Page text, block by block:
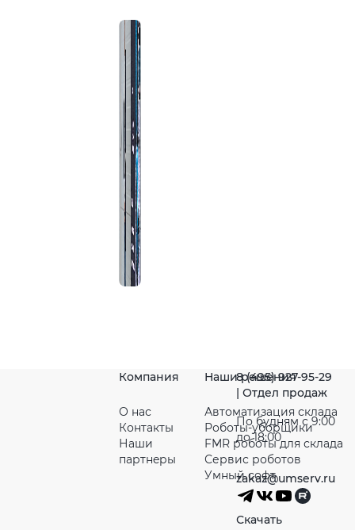
Компания
О нас
Контакты
Наши
партнeры
Наши решения
Автоматизация склада
Роботы-уборщики
FMR роботы для склада
Сервис роботов
Умный софт
8 (495) 927-95-29
| Отдел продаж
По будням с 9:00
до 18:00
zakaz@umserv.ru
Скачать